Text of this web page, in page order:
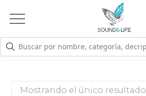
Open
Menu
CALOR
Mostrando el único resultado